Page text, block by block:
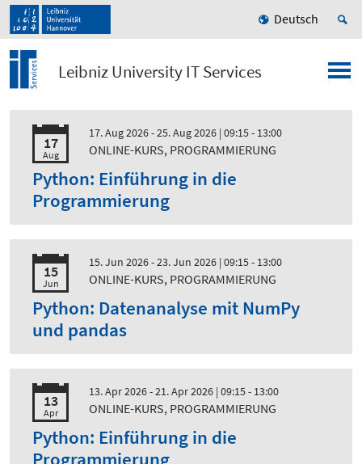
Deutsch
Leibniz University IT Services
17
Aug
17. Aug 2026 - 25. Aug 2026 | 09:15 - 13:00
ONLINE-KURS, PROGRAMMIERUNG
Python: Einführung in die
Programmierung
15
Jun
15. Jun 2026 - 23. Jun 2026 | 09:15 - 13:00
ONLINE-KURS, PROGRAMMIERUNG
Python: Datenanalyse mit NumPy
und pandas
13
Apr
13. Apr 2026 - 21. Apr 2026 | 09:15 - 13:00
ONLINE-KURS, PROGRAMMIERUNG
Python: Einführung in die
Programmierung